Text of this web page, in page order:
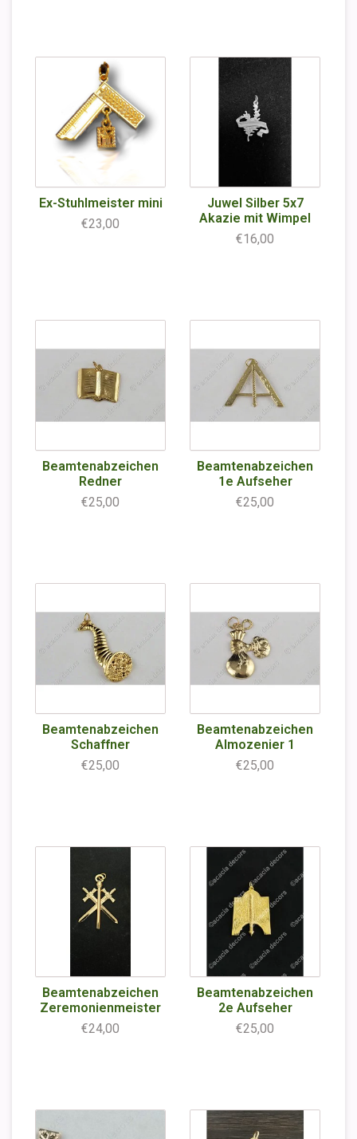
Ex-Stuhlmeister mini
€23,00
Juwel Silber 5x7
Akazie mit Wimpel
€16,00
Beamtenabzeichen
Redner
€25,00
Beamtenabzeichen
1e Aufseher
€25,00
Beamtenabzeichen
Schaffner
€25,00
Beamtenabzeichen
Almozenier 1
€25,00
Beamtenabzeichen
Zeremonienmeister
€24,00
Beamtenabzeichen
2e Aufseher
€25,00